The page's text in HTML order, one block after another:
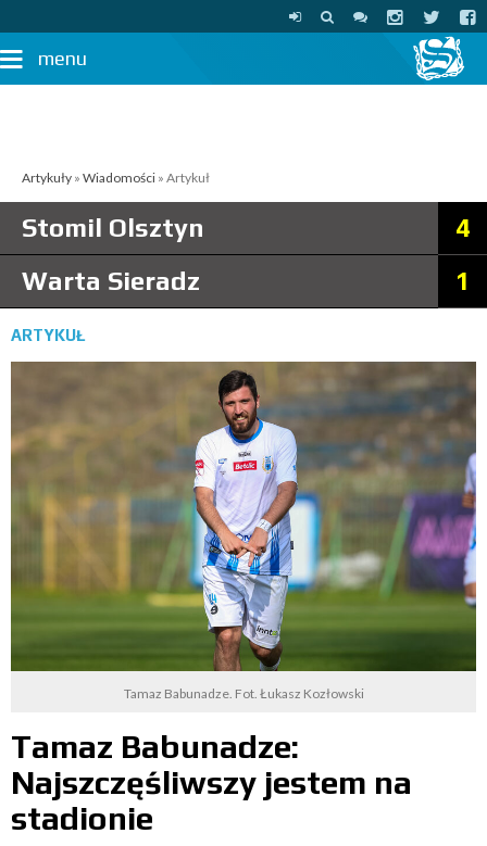
menu
Artykuły » Wiadomości » Artykuł
Stomil Olsztyn
4
Warta Sieradz
1
ARTYKUŁ
Tamaz Babunadze. Fot. Łukasz Kozłowski
Tamaz Babunadze:
Najszczęśliwszy jestem na
stadionie